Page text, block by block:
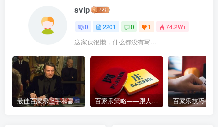
svip
0 2201 0 1 74.2W+
这家伙很懒，什么都没有写...
最佳百家乐上手和赢钱指南 – 终极版 百家乐策略——跟人胜过跟路